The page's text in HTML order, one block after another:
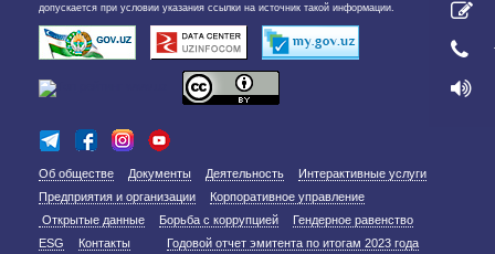
допускается при условии указания ссылки на источник такой информации.
Об обществе Документы Деятельность
Интерактивные услуги
Предприятия и организации
Корпоративное управление
Открытые данные
Борьба с коррупцией
Гендерное равенство
ESG
Контакты
Годовой отчет эмитента по итогам 2023 года